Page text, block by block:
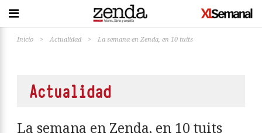
Inicio > Actualidad > La semana en Zenda, en 10 tuits
Actualidad
La semana en Zenda, en 10 tuits